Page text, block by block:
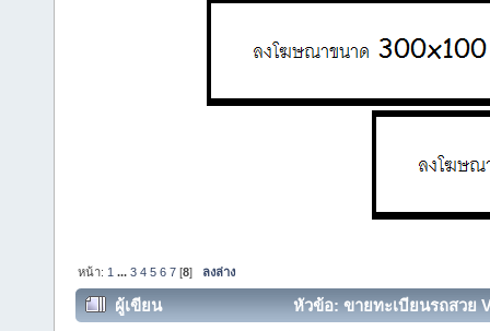
หน้า: 1 ...3 4 5 6 7 [8] ลงล่าง
ผู้เขียน หัวข้อ: ขายทะเบียนรถสวย